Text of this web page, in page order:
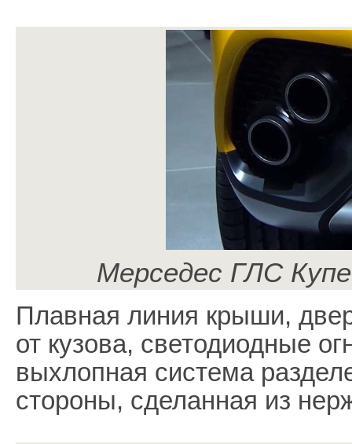
Мерседес ГЛС
Плавная линия крыши,
от кузова, светодиодные
выхлопная система
стороны, сделанная из